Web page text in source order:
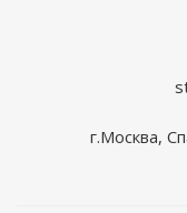
г.Москва,